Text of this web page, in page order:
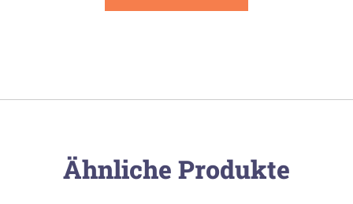
Ähnliche Produkte